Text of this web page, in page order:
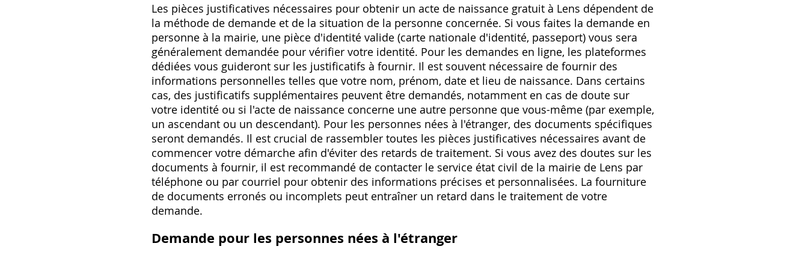
Les pièces justificatives nécessaires pour obtenir un acte de naissance gratuit à Lens dépendent de
la méthode de demande et de la situation de la personne concernée. Si vous faites la demande en
personne à la mairie, une pièce d'identité valide (carte nationale d'identité, passeport) vous sera
généralement demandée pour vérifier votre identité. Pour les demandes en ligne, les plateformes
dédiées vous guideront sur les justificatifs à fournir. Il est souvent nécessaire de fournir des
informations personnelles telles que votre nom, prénom, date et lieu de naissance. Dans certains
cas, des justificatifs supplémentaires peuvent être demandés, notamment en cas de doute sur
votre identité ou si l'acte de naissance concerne une autre personne que vous-même (par exemple,
un ascendant ou un descendant). Pour les personnes nées à l'étranger, des documents spécifiques
seront demandés. Il est crucial de rassembler toutes les pièces justificatives nécessaires avant de
commencer votre démarche afin d'éviter des retards de traitement. Si vous avez des doutes sur les
documents à fournir, il est recommandé de contacter le service état civil de la mairie de Lens par
téléphone ou par courriel pour obtenir des informations précises et personnalisées. La fourniture
de documents erronés ou incomplets peut entraîner un retard dans le traitement de votre
demande.
Demande pour les personnes nées à l'étranger